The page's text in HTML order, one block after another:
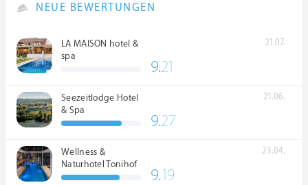
NEUE BEWERTUNGEN
LA MAISON hotel &
spa
21.07.
9.21
Seezeitlodge Hotel
& Spa
21.06.
9.27
Wellness &
Naturhotel Tonihof
****S
23.04.
9.19